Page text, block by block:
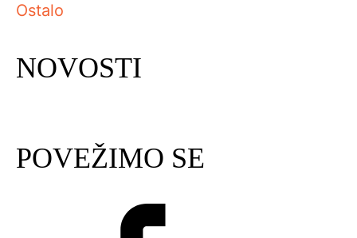
Ostalo
NOVOSTI
POVEŽIMO SE